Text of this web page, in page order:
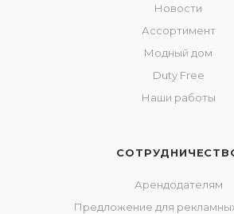
Новости
Ассортимент
Модный дом
Duty Free
Наши работы
Арендодателям
Предложение для